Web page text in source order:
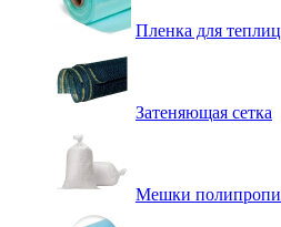
Пленка для теплиц
Затеняющая сетка
Мешки